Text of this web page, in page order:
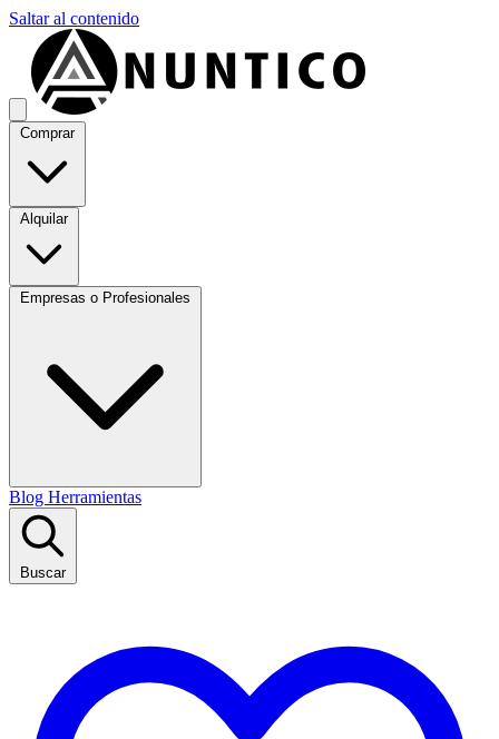
Saltar al contenido
Comprar
Alquilar
Empresas o Profesionales
Blog Herramientas
Buscar